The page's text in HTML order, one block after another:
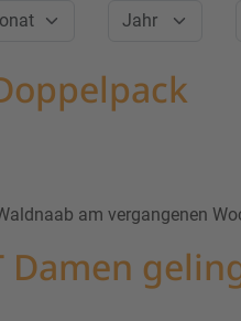
Jahr
am vergangenen
Damen